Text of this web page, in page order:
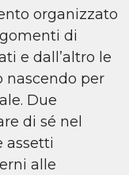
organizzato
di
e dall’altro le
nascendo per
Due
di sé nel
assetti
alle